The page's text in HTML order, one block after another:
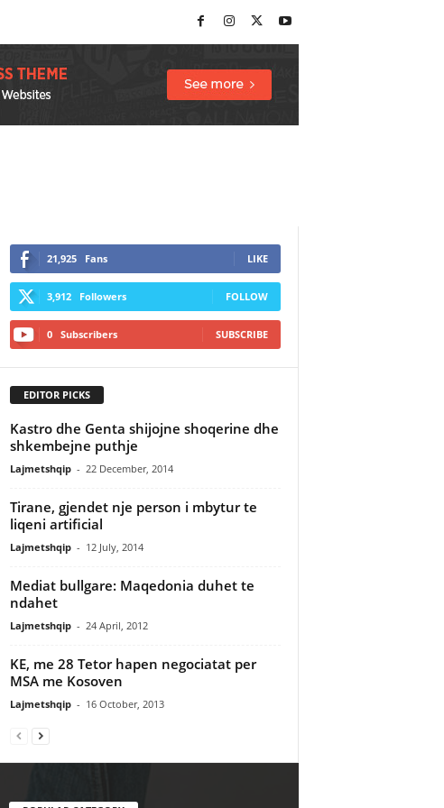
21,925 Fans LIKE
3,912 Followers FOLLOW
0 Subscribers SUBSCRIBE
EDITOR PICKS
Kastro dhe Genta shijojne shoqerine dhe
shkembejne puthje
Lajmetshqip - 22 December, 2014
Tirane, gjendet nje person i mbytur te
liqeni artificial
Lajmetshqip - 12 July, 2014
Mediat bullgare: Maqedonia duhet te
ndahet
Lajmetshqip - 24 April, 2012
KE, me 28 Tetor hapen negociatat per
MSA me Kosoven
Lajmetshqip - 16 October, 2013